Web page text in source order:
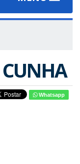
CUNHA
Whatsapp